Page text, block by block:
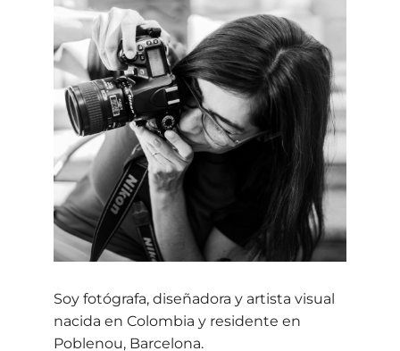
Soy fotógrafa, diseñadora y artista visual
nacida en Colombia y residente en
Poblenou, Barcelona.